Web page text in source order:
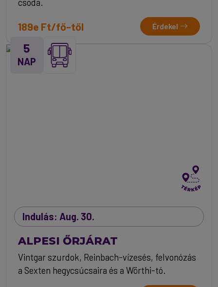
csoda.
189e Ft/fő-től Érdekel
5
NAP
Indulás: Aug. 30.
ALPESI ŐRJÁRAT
Vintgar szurdok, Reinbach-vízesés, felvonózás
a Sexten hegycsúcsaira és a Wörthi-tó.